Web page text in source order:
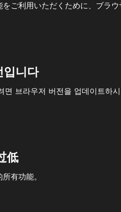
ご利用いただくために、ブラウ
입니다
브라우저 버전을 업데이트하
低
有功能。